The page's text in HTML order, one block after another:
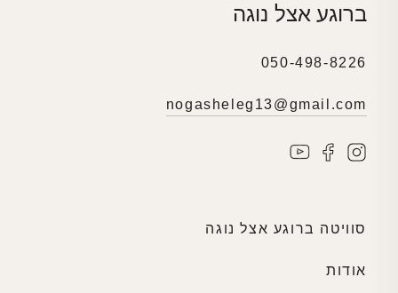
ברוגע אצל נוגה
050-498-8226
nogasheleg13@gmail.com
סוויטה ברוגע אצל נוגה
אודות